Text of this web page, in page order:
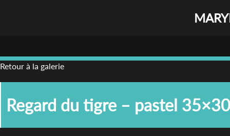
Retour à la galerie
Regard du tigre – pastel 35×30